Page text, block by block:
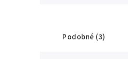
Podobné (3)